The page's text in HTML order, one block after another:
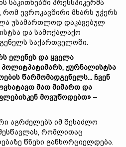
საკითხებში პრესსპიკერმა
რომ ევროკავშირი მხარს უჭერს
უსამართლოდ დაკავებულ
და სამოქალაქო
საქართველოში.
ელენეს და ყველა
პოლიტპატიმარს, ჟურნალისტსა
წარმომადგენელს... ჩვენ
მათ მიმართ და
მოვუწოდებთ» –
აგრძელებს იმ შესაძლო
რომლითაც
წნეხი განხორციელდება.